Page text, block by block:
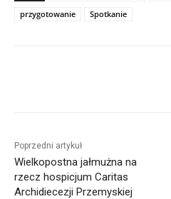
przygotowanie
Spotkanie
Poprzedni artykuł
Wielkopostna jałmużna na
rzecz hospicjum Caritas
Archidiecezji Przemyskiej